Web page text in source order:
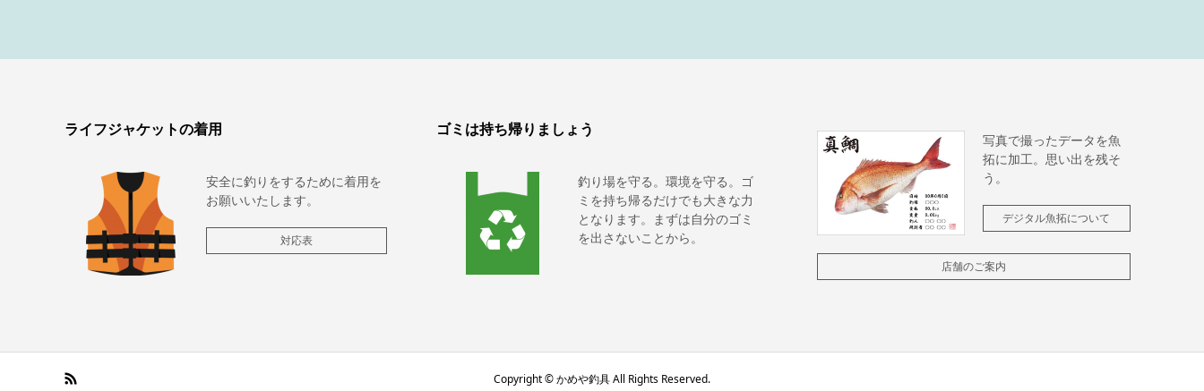
ライフジャケットの着用
安全に釣りをするために着用を
お願いいたします。
対応表
ゴミは持ち帰りましょう
釣り場を守る。環境を守る。ゴ
ミを持ち帰るだけでも大きな力
となります。まずは自分のゴミ
を出さないことから。
写真で撮ったデータを魚
拓に加工。思い出を残そ
う。
デジタル魚拓について
店舗のご案内
Copyright © かめや釣具 All Rights Reserved.